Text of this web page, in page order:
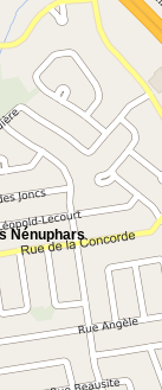
Nénuphars